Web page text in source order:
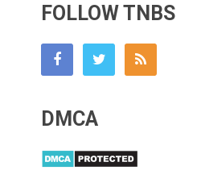
FOLLOW TNBS
DMCA